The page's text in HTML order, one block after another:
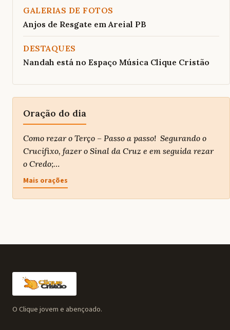
GALERIAS DE FOTOS
Anjos de Resgate em Areial PB
DESTAQUES
Nandah está no Espaço Música Clique Cristão
Oração do dia
Como rezar o Terço – Passo a passo! Segurando o
Crucifixo, fazer o Sinal da Cruz e em seguida rezar
o Credo;…
Mais orações
O Clique jovem e abençoado.